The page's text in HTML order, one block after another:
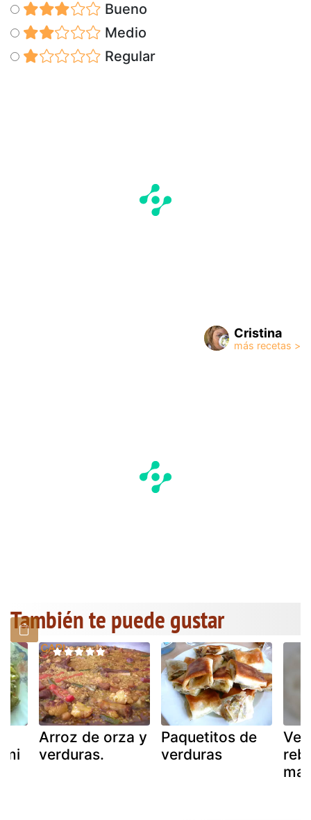
Bueno
Medio
Regular
Cristina
También te puede gustar
Arroz de orza y
verduras.
Paquetitos de
verduras